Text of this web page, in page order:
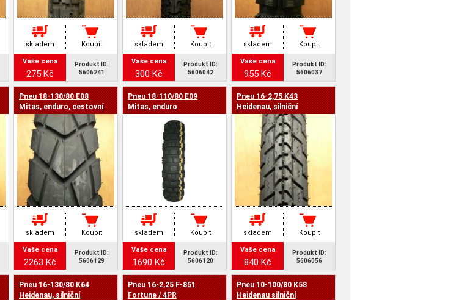
skladem Koupit
Vaše cena
275 Kč
Produkt ID:
5606241
skladem Koupit
Vaše cena
300 Kč
Produkt ID:
5606042
skladem Koupit
Vaše cena
955 Kč
Produkt ID:
5606037
Pneu 18-130/80 E08
Mitas, enduro, cestovní
skladem Koupit
Vaše cena
2263 Kč
Produkt ID:
5606129
Pneu 18-110/80 E09
Mitas, enduro
skladem Koupit
Vaše cena
1690 Kč
Produkt ID:
5606120
Pneu 16-2,75 K43
Heidenau, silniční
skladem Koupit
Vaše cena
840 Kč
Produkt ID:
5606056
Pneu 16-130/80 K64
Heidenau, silniční
Pneu 16-2,25 F-851
Fortune / 4PR
Pneu 10-100/80 K58
Heidenau silniční